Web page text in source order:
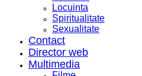
Locuinta
Spiritualitate
Sexualitate
Contact
Director web
Multimedia